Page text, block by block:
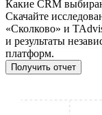
Какие CRM
Скачайте
«Сколково» и
и результаты
платформ.
Получить отчет